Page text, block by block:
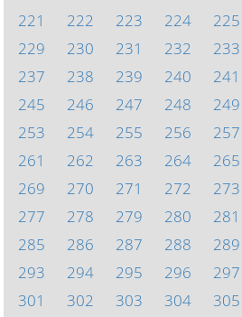
221
222 223 224 225
229
230 231 232 233
237
238 239 240 241
245
246 247 248 249
253
254 255 256 257
261
262 263 264 265
269
270 271 272 273
277
278 279 280 281
285
286 287 288 289
293
294 295 296 297
301
302 303 304 305